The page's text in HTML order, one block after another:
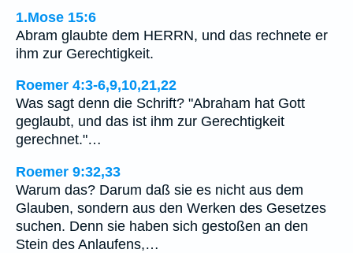
1.Mose 15:6
Abram glaubte dem HERRN, und das rechnete er
ihm zur Gerechtigkeit.
Roemer 4:3-6,9,10,21,22
Was sagt denn die Schrift? "Abraham hat Gott
geglaubt, und das ist ihm zur Gerechtigkeit
gerechnet."…
Roemer 9:32,33
Warum das? Darum daß sie es nicht aus dem
Glauben, sondern aus den Werken des Gesetzes
suchen. Denn sie haben sich gestoßen an den
Stein des Anlaufens,…